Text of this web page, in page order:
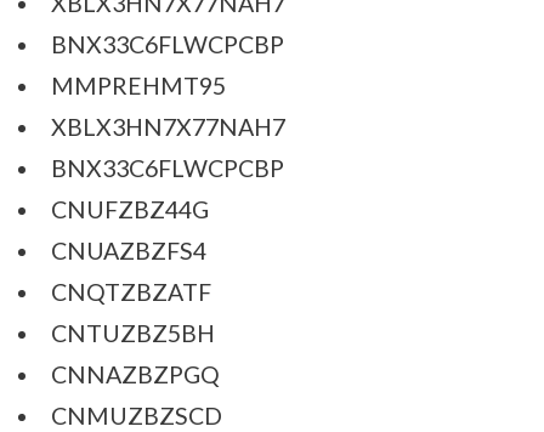
BNX33C6FLWCPCBP
MMPREHMT95
XBLX3HN7X77NAH7
BNX33C6FLWCPCBP
CNUFZBZ44G
CNUAZBZFS4
CNQTZBZATF
CNTUZBZ5BH
CNNAZBZPGQ
CNMUZBZSCD